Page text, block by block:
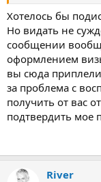
Хотелось бы
Но видать не
сообщении
оформлением
вы сюда
за проблема с
получить от вас
подтвердить мое
River